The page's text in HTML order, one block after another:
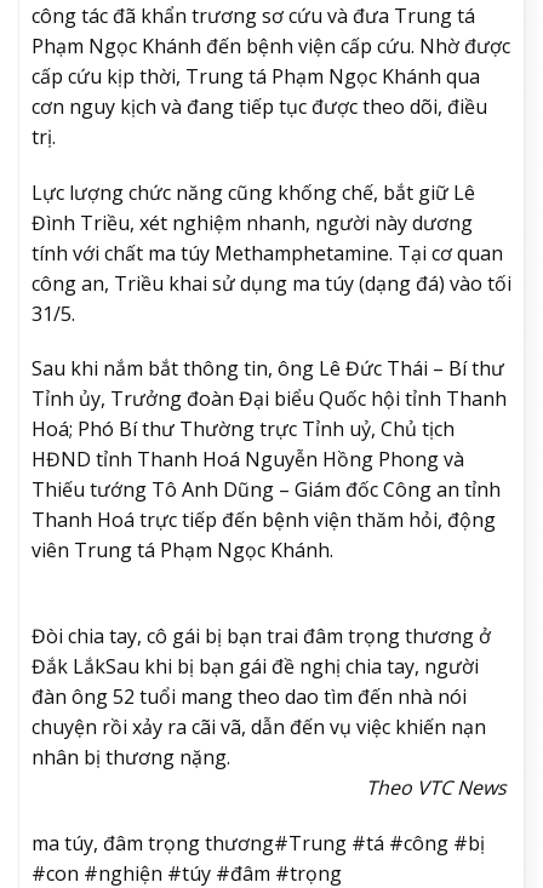
công tác đã khẩn trương sơ cứu và đưa Trung tá
Phạm Ngọc Khánh đến bệnh viện cấp cứu. Nhờ được
cấp cứu kịp thời, Trung tá Phạm Ngọc Khánh qua
cơn nguy kịch và đang tiếp tục được theo dõi, điều
trị.
Lực lượng chức năng cũng khống chế, bắt giữ Lê
Đình Triều, xét nghiệm nhanh, người này dương
tính với chất ma túy Methamphetamine. Tại cơ quan
công an, Triều khai sử dụng ma túy (dạng đá) vào tối
31/5.
Sau khi nắm bắt thông tin, ông Lê Đức Thái – Bí thư
Tỉnh ủy, Trưởng đoàn Đại biểu Quốc hội tỉnh Thanh
Hoá; Phó Bí thư Thường trực Tỉnh uỷ, Chủ tịch
HĐND tỉnh Thanh Hoá Nguyễn Hồng Phong và
Thiếu tướng Tô Anh Dũng – Giám đốc Công an tỉnh
Thanh Hoá trực tiếp đến bệnh viện thăm hỏi, động
viên Trung tá Phạm Ngọc Khánh.
Đòi chia tay, cô gái bị bạn trai đâm trọng thương ở
Đắk LắkSau khi bị bạn gái đề nghị chia tay, người
đàn ông 52 tuổi mang theo dao tìm đến nhà nói
chuyện rồi xảy ra cãi vã, dẫn đến vụ việc khiến nạn
nhân bị thương nặng.
Theo VTC News
ma túy, đâm trọng thương#Trung #tá #công #bị
#con #nghiện #túy #đâm #trọng